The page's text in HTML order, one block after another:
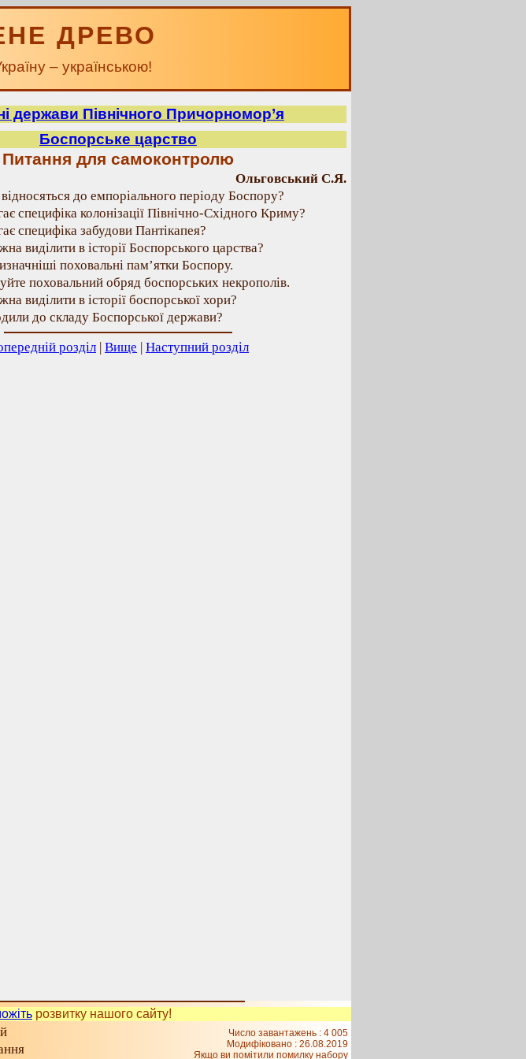
ДРЕВО
– українською!
держави Північного Причорномор’я
Боспорське царство
Питання для самоконтролю
Ольговський С.Я.
до емпоріального періоду Боспору?
специфіка колонізації Північно-Східного Криму?
специфіка забудови Пантікапея?
виділити в історії Боспорського царства?
поховальні пам’ятки Боспору.
поховальний обряд боспорських некрополів.
виділити в історії боспорської хори?
до складу Боспорської держави?
розділ | Вище | Наступний розділ
розвитку нашого сайту!
Число завантажень : 4 005
Модифіковано : 26.08.2019
Якщо ви помітили помилку набору